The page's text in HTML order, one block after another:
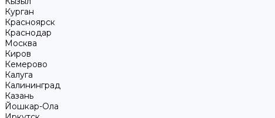
Курган
Красноярск
Краснодар
Москва
Киров
Кемерово
Калуга
Калининград
Казань
Йошкар-Ола